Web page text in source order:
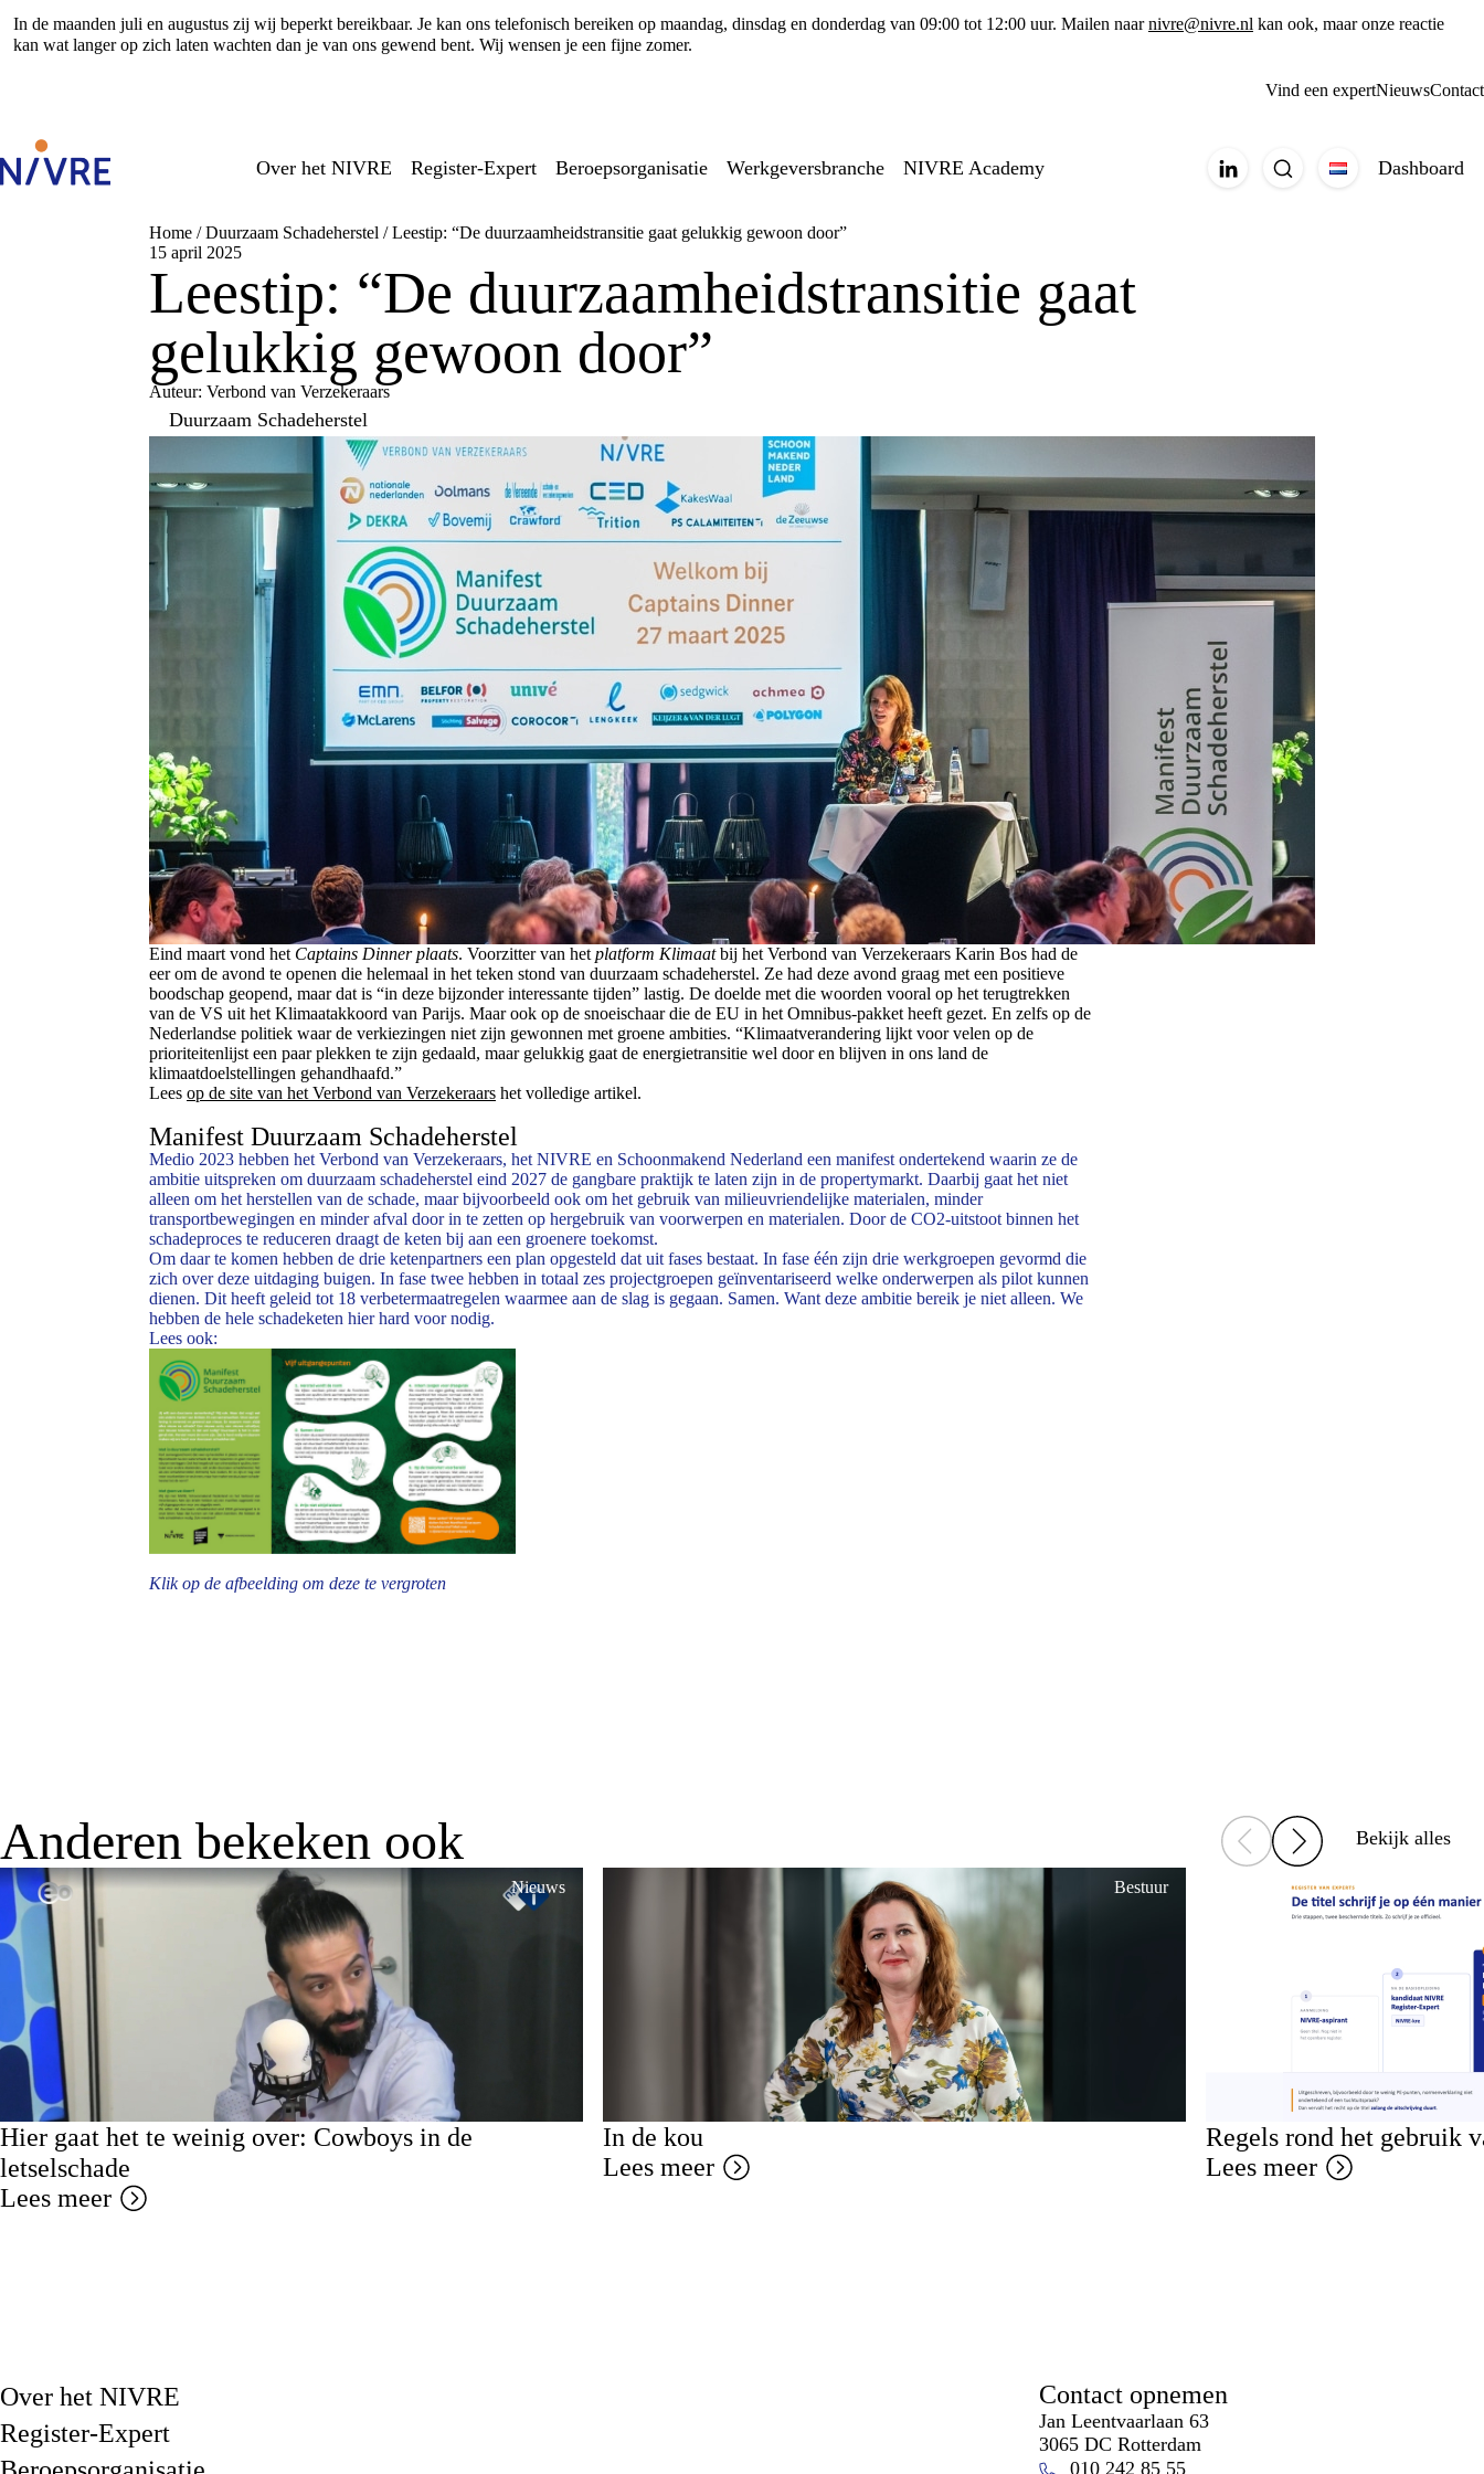
In de maanden juli en augustus zij wij beperkt bereikbaar. Je kan ons telefonisch bereiken op maandag, dinsdag en donderdag van 09:00 tot 12:00 uur. Mailen naarnivre@nivre.nl kan ook, maar onze reactie
kan wat langer op zich laten wachten dan je van ons gewend bent. Wij wensen je een fijne zomer.
Vind een expertNieuwsContact
Over het NIVRE Register-Expert Beroepsorganisatie Werkgeversbranche NIVRE Academy Dashboard
Home /Duurzaam Schadeherstel /Leestip: “De duurzaamheidstransitie gaat gelukkig gewoon door”
15 april 2025
Leestip: “De duurzaamheidstransitie gaat
gelukkig gewoon door”
Auteur: Verbond van Verzekeraars
Duurzaam Schadeherstel
Eind maart vond het Captains Dinner plaats. Voorzitter van het platform Klimaatbij het Verbond van Verzekeraars Karin Bos had de
eer om de avond te openen die helemaal in het teken stond van duurzaam schadeherstel. Ze had deze avond graag met een positieve
boodschap geopend, maar dat is “in deze bijzonder interessante tijden” lastig. De doelde met die woorden vooral op het terugtrekken
van de VS uit het Klimaatakkoord van Parijs. Maar ook op de snoeischaar die de EU in het Omnibus-pakket heeft gezet. En zelfs op de
Nederlandse politiek waar de verkiezingen niet zijn gewonnen met groene ambities. “Klimaatverandering lijkt voor velen op de
prioriteitenlijst een paar plekken te zijn gedaald, maar gelukkig gaat de energietransitie wel door en blijven in ons land de
klimaatdoelstellingen gehandhaafd.”
Lees op de site van het Verbond van Verzekeraars het volledige artikel.
Manifest Duurzaam Schadeherstel
Medio 2023 hebben het Verbond van Verzekeraars, het NIVRE en Schoonmakend Nederland een manifest ondertekend waarin ze de
ambitie uitspreken om duurzaam schadeherstel eind 2027 de gangbare praktijk te laten zijn in de propertymarkt. Daarbij gaat het niet
alleen om het herstellen van de schade, maar bijvoorbeeld ook om het gebruik van milieuvriendelijke materialen, minder
transportbewegingen en minder afval door in te zetten op hergebruik van voorwerpen en materialen. Door de CO2-uitstoot binnen het
schadeproces te reduceren draagt de keten bij aan een groenere toekomst.
Om daar te komen hebben de drie ketenpartners een plan opgesteld dat uit fases bestaat. In fase één zijn drie werkgroepen gevormd die
zich over deze uitdaging buigen. In fase twee hebben in totaal zes projectgroepen geïnventariseerd welke onderwerpen als pilot kunnen
dienen. Dit heeft geleid tot 18 verbetermaatregelen waarmee aan de slag is gegaan. Samen. Want deze ambitie bereik je niet alleen. We
hebben de hele schadeketen hier hard voor nodig.
Lees ook:
Klik op de afbeelding om deze te vergroten
Anderen bekeken ook Bekijk alles
Nieuws
Hier gaat het te weinig over: Cowboys in de
letselschade
Lees meer
Bestuur
In de kou
Lees meer
Regels rond het gebruik
Lees meer
Over het NIVRE
Register-Expert
Contact opnemen
Jan Leentvaarlaan 63
3065 DC Rotterdam
010 242 85 55